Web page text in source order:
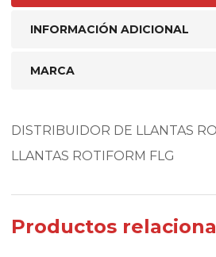
INFORMACIÓN ADICIONAL
MARCA
DISTRIBUIDOR DE LLANTAS
LLANTAS ROTIFORM FLG
Productos